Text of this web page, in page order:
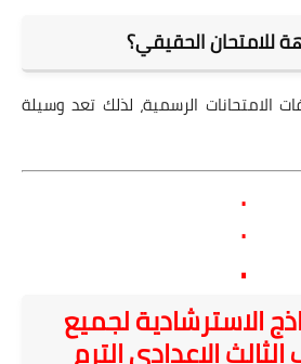
للامتحان الحقيقي؟
الامتحانات الرسمية، لذلك تعد وسيلة
.
.
.
الاسترشادية لجميع
الإعدادي الترم